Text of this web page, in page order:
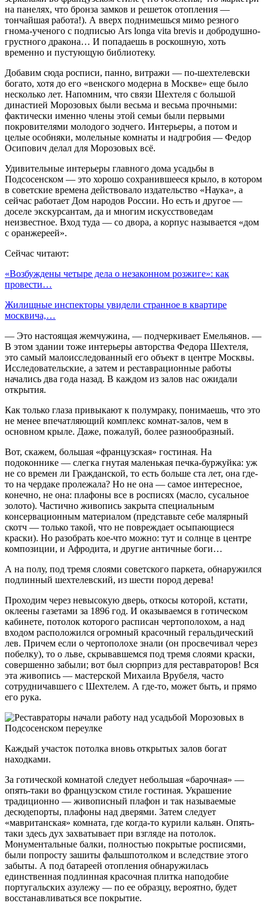
на панелях, что бронза замков и решеток отопления —
тончайшая работа!). А вверх поднимешься мимо резного
гнома-ученого с подписью Ars longa vita brevis и добродушно-
грустного дракона… И попадаешь в роскошную, хоть
временно и пустующую библиотеку.
Добавим сюда росписи, панно, витражи — по-шехтелевски
богато, хотя до его «венского модерна в Москве» еще было
несколько лет. Напомним, что связи Шехтеля с большой
династией Морозовых были весьма и весьма прочными:
фактически именно члены этой семьи были первыми
покровителями молодого зодчего. Интерьеры, а потом и
целые особняки, молельные комнаты и надгробия — Федор
Осипович делал для Морозовых всё.
Удивительные интерьеры главного дома усадьбы в
Подсосенском — это хорошо сохранившееся крыло, в котором
в советские времена действовало издательство «Наука», а
сейчас работает Дом народов России. Но есть и другое —
доселе экскурсантам, да и многим искусствоведам
неизвестное. Вход туда — со двора, а корпус называется «дом
с оранжереей».
Сейчас читают:
«Возбуждены четыре дела о незаконном розжиге»: как
провести…
Жилищные инспекторы увидели странное в квартире
москвича,…
— Это настоящая жемчужина, — подчеркивает Емельянов. —
В этом здании тоже интерьеры авторства Федора Шехтеля,
это самый малоисследованный его объект в центре Москвы.
Исследовательские, а затем и реставрационные работы
начались два года назад. В каждом из залов нас ожидали
открытия.
Как только глаза привыкают к полумраку, понимаешь, что это
не менее впечатляющий комплекс комнат-залов, чем в
основном крыле. Даже, пожалуй, более разнообразный.
Вот, скажем, большая «французская» гостиная. На
подоконнике — слегка гнутая маленькая печка-буржуйка: уж
не со времен ли Гражданской, то есть больше ста лет, она где-
то на чердаке пролежала? Но не она — самое интересное,
конечно, не она: плафоны все в росписях (масло, сусальное
золото). Частично живопись закрыта специальным
консервационным материалом (представьте себе малярный
скотч — только такой, что не повреждает осыпающиеся
краски). Но разобрать кое-что можно: тут и солнце в центре
композиции, и Афродита, и другие античные боги…
А на полу, под тремя слоями советского паркета, обнаружился
подлинный шехтелевский, из шести пород дерева!
Проходим через невысокую дверь, откосы которой, кстати,
оклеены газетами за 1896 год. И оказываемся в готическом
кабинете, потолок которого расписан чертополохом, а над
входом расположился огромный красочный геральдический
лев. Причем если о чертополохе знали (он просвечивал через
побелку), то о льве, скрывавшемся под тремя слоями краски,
совершенно забыли; вот был сюрприз для реставраторов! Вся
эта живопись — мастерской Михаила Врубеля, часто
сотрудничавшего с Шехтелем. А где-то, может быть, и прямо
его рука.
Каждый участок потолка вновь открытых залов богат
находками.
За готической комнатой следует небольшая «барочная» —
опять-таки во французском стиле гостиная. Украшение
традиционно — живописный плафон и так называемые
десюдепорты, плафоны над дверями. Затем следует
«мавританская» комната, где когда-то курили кальян. Опять-
таки здесь дух захватывает при взгляде на потолок.
Монументальные балки, полностью покрытые росписями,
были попросту зашиты фальшпотолком и вследствие этого
забыты. А под батареей отопления обнаружилась
единственная подлинная красочная плитка наподобие
португальских азулежу — по ее образцу, вероятно, будет
восстанавливаться все покрытие.